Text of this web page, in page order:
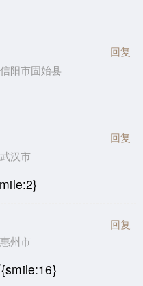
阳市固始县
回复
汉市
回复
州市
回复